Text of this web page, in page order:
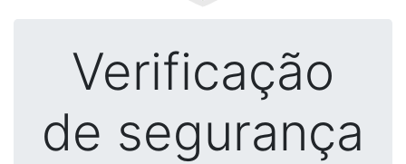
Verificação
de segurança